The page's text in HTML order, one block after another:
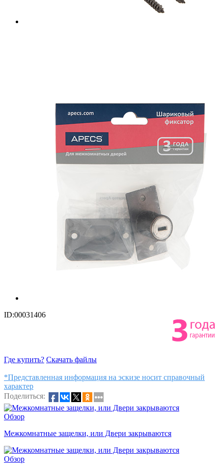
ID:00031406
Где купить? Скачать файлы
*Представленная информация на эскизе носит справочный
характер
Поделиться:
Обзор
Межкомнатные защелки, или Двери закрываются
Обзор